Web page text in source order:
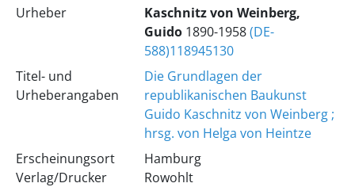
Urheber
Kaschnitz von Weinberg,
Guido1890-1958(DE-
588)118945130
Titel- und
Urheberangaben
Die Grundlagen der
republikanischen Baukunst
Guido Kaschnitz von Weinberg ;
hrsg. von Helga von Heintze
Erscheinungsort
Verlag/Drucker
Hamburg
Rowohlt